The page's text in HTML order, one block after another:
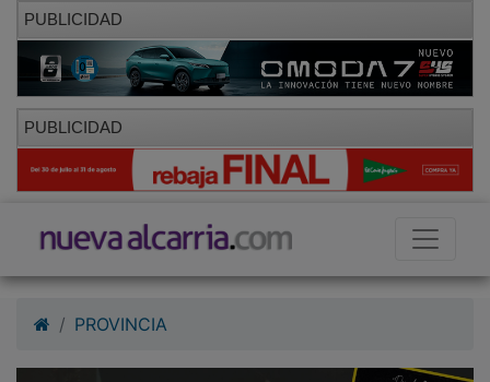
PUBLICIDAD
PUBLICIDAD